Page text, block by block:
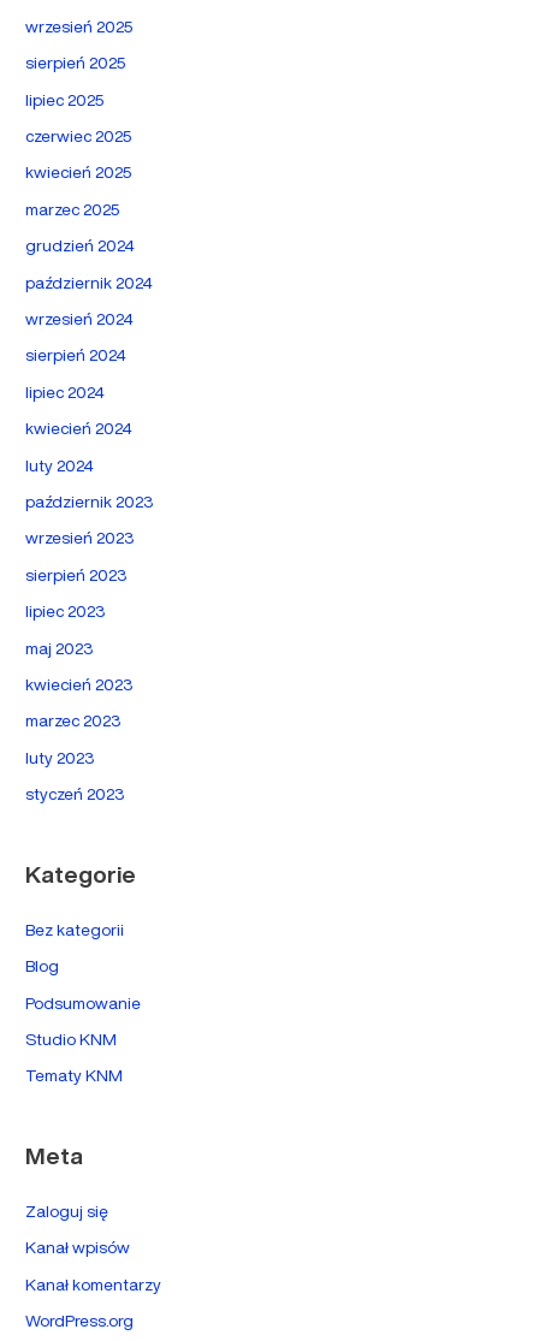
wrzesień 2025
sierpień 2025
lipiec 2025
czerwiec 2025
kwiecień 2025
marzec 2025
grudzień 2024
październik 2024
wrzesień 2024
sierpień 2024
lipiec 2024
kwiecień 2024
luty 2024
październik 2023
wrzesień 2023
sierpień 2023
lipiec 2023
maj 2023
kwiecień 2023
marzec 2023
luty 2023
styczeń 2023
Kategorie
Bez kategorii
Blog
Podsumowanie
Studio KNM
Tematy KNM
Meta
Zaloguj się
Kanał wpisów
Kanał komentarzy
WordPress.org